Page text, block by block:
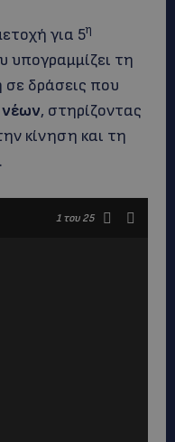
για 5η
υπογραμμίζει τη
δράσεις που
νέων, στηρίζοντας
κίνηση και τη
1 του 25